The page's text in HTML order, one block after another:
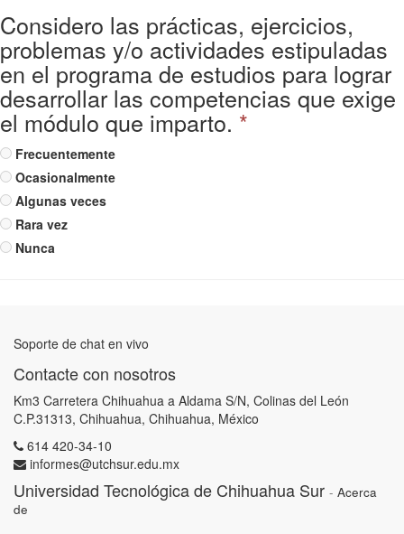
Considero las prácticas, ejercicios,
problemas y/o actividades estipuladas
en el programa de estudios para lograr
desarrollar las competencias que exige
el módulo que imparto. *
Frecuentemente
Ocasionalmente
Algunas veces
Rara vez
Nunca
Soporte de chat en vivo
Contacte con nosotros
Km3 Carretera Chihuahua a Aldama S/N, Colinas del León
C.P.31313, Chihuahua, Chihuahua, México
614 420-34-10
informes@utchsur.edu.mx
Universidad Tecnológica de Chihuahua Sur - Acerca
de